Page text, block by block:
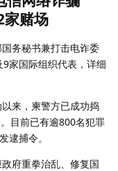
家赌场
务秘书兼打击电诈委
家国际组织代表，详细
来，柬警方已成功捣
目前已有逾800名犯罪
逮捕令。
府重拳治乱、修复国